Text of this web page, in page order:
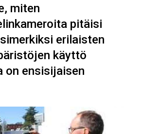
miten
pitäisi
erilaisten
käyttö
on ensisijaisen